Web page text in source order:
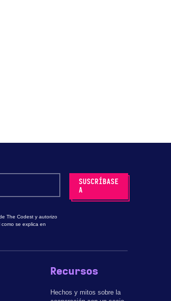
The Codest y autorizo
se explica en
Recursos
Hechos y mitos sobre la